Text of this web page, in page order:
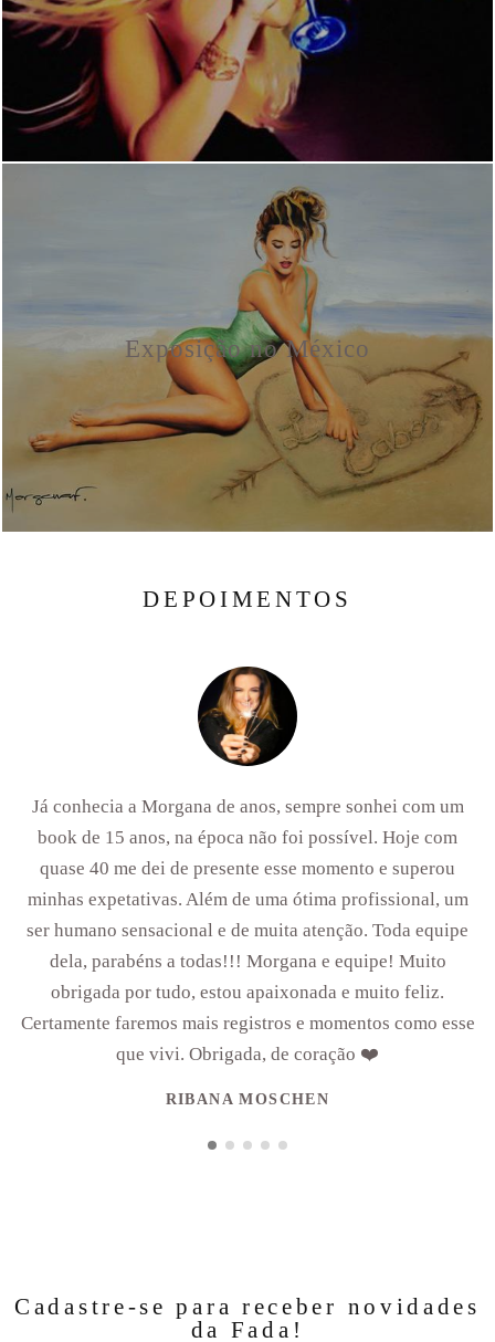
Exposição no México
DEPOIMENTOS
Já conhecia a Morgana de anos, sempre sonhei com um
book de 15 anos, na época não foi possível. Hoje com
quase 40 me dei de presente esse momento e superou
minhas expetativas. Além de uma ótima profissional, um
ser humano sensacional e de muita atenção. Toda equipe
dela, parabéns a todas!!! Morgana e equipe! Muito
obrigada por tudo, estou apaixonada e muito feliz.
Certamente faremos mais registros e momentos como esse
que vivi. Obrigada, de coração ❤️
RIBANA MOSCHEN
Cadastre-se para receber novidades
da Fada!